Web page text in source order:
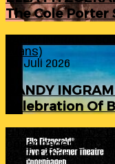
The Cole Porter
Evans)
24. Juli 2026
RANDY
Celebration Of
ELLA FITZGERALD
Copenhagen 6th
23. Juli 2026